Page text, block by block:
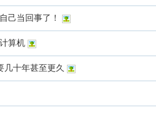
己当回事了！
算机
几十年甚至更久